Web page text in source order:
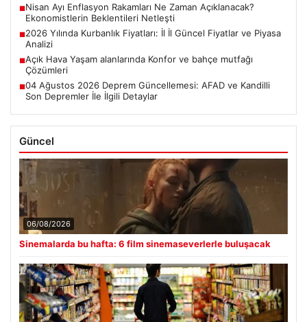
■Nisan Ayı Enflasyon Rakamları Ne Zaman Açıklanacak?
Ekonomistlerin Beklentileri Netleşti
■2026 Yılında Kurbanlık Fiyatları: İl İl Güncel Fiyatlar ve Piyasa
Analizi
■Açık Hava Yaşam alanlarında Konfor ve bahçe mutfağı
Çözümleri
■04 Ağustos 2026 Deprem Güncellemesi: AFAD ve Kandilli
Son Depremler İle İlgili Detaylar
Güncel
06/08/2026
Sinemalarda bu hafta: 6 film sinemaseverlerle buluşacak